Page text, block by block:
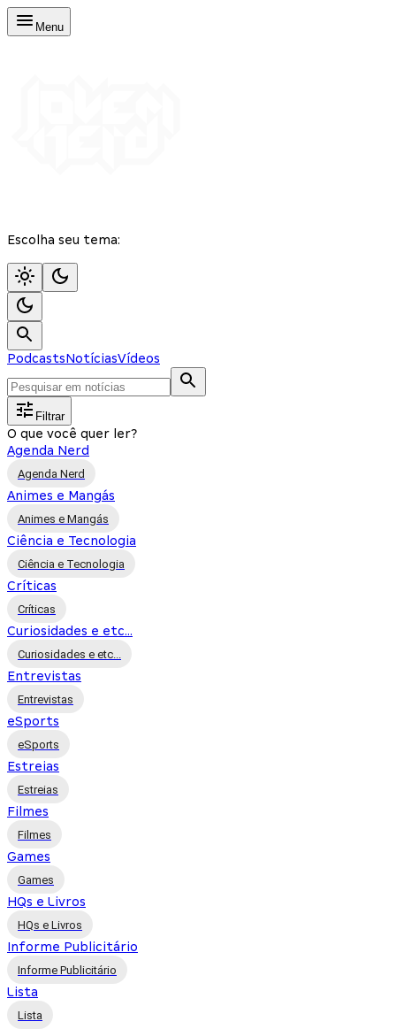
Menu
Escolha seu tema:
PodcastsNotíciasVídeos
Filtrar
O que você quer ler?
Agenda Nerd
Agenda Nerd
Animes e Mangás
Animes e Mangás
Ciência e Tecnologia
Ciência e Tecnologia
Críticas
Críticas
Curiosidades e etc...
Curiosidades e etc...
Entrevistas
Entrevistas
eSports
eSports
Estreias
Estreias
Filmes
Filmes
Games
Games
HQs e Livros
HQs e Livros
Informe Publicitário
Informe Publicitário
Lista
Lista